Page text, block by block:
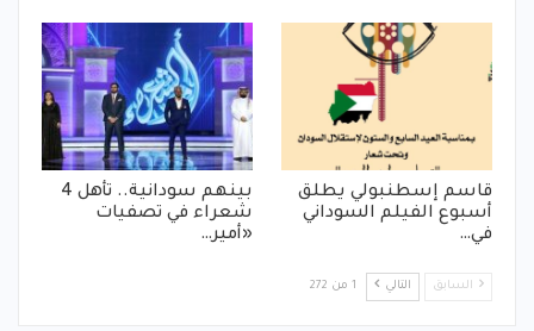
قاسم إسطنبولي يطلق
أسبوع الفيلم السوداني
في…
بينهم سودانية.. تأهل 4
شعراء في تصفيات
«أمير…
السابق التالي 1 من 272